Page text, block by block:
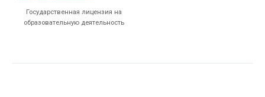
Государственная лицензия на
образовательную деятельность